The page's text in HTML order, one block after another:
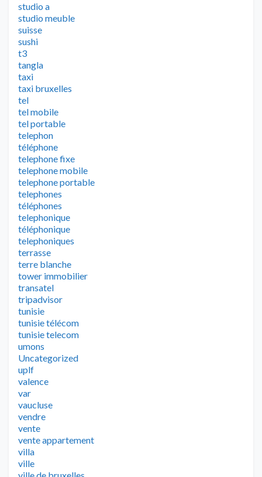
studio a
studio meuble
suisse
sushi
t3
tangla
taxi
taxi bruxelles
tel
tel mobile
tel portable
telephon
téléphone
telephone fixe
telephone mobile
telephone portable
telephones
téléphones
telephonique
téléphonique
telephoniques
terrasse
terre blanche
tower immobilier
transatel
tripadvisor
tunisie
tunisie télécom
tunisie telecom
umons
Uncategorized
uplf
valence
var
vaucluse
vendre
vente
vente appartement
villa
ville